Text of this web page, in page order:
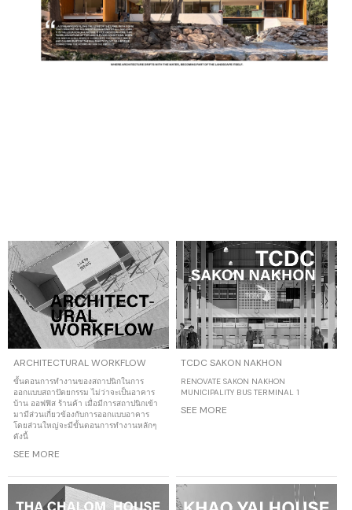
ARCHITECTURAL WORKFLOW
ขั้นตอนการทำงานของสถาปนิกในการ
ออกแบบสถาปัตยกรรม ไม่ว่าจะเป็นอาคาร
บ้าน ออฟฟิส ร้านค้า เมื่อมีการสถาปนิกเข้า
มามีส่วนเกี่ยวข้องกับการออกแบบอาคาร
โดยส่วนใหญ่จะมีขั้นตอนการทำงานหลักๆ
ดังนี้
SEE MORE
TCDC SAKON NAKHON
RENOVATE SAKON NAKHON
MUNICIPALITY BUS TERMINAL 1
SEE MORE